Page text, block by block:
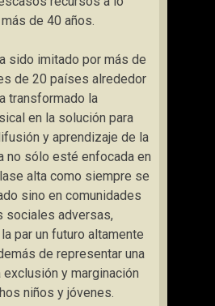
de 40 años.
sido imitado por más de
de 20 países alrededor
transformado la
en la solución para
y aprendizaje de la
no sólo esté enfocada en
alta como siempre se
sino en comunidades
sociales adversas,
par un futuro altamente
de representar una
y marginación
niños y jóvenes.